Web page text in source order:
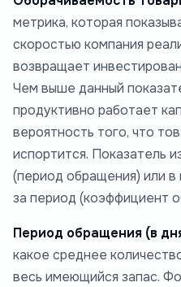
метрика, которая
скоростью компания
возвращает
Чем выше данный
продуктивно работает
вероятность того, что
испортится. Показатель
(период обращения) или
за период (коэффициент
Период обращения (в
какое среднее
весь имеющийся запас.